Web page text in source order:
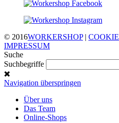
© 2016WORKERSHOP| COOKIE
IMPRESSUM
Suche
Suchbegriffe
Navigation überspringen
Über uns
Das Team
Online-Shops